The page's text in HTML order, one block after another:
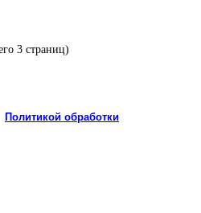
3 страниц)
Политикой обработки